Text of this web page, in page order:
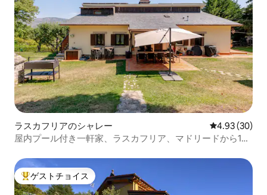
ラスカフリアのシャレー レビュー30
4.93 (30)
屋内プール付き一軒家、ラスカフリア、マドリードから1時
大好評のゲストチョイスです。
ゲストチョイス